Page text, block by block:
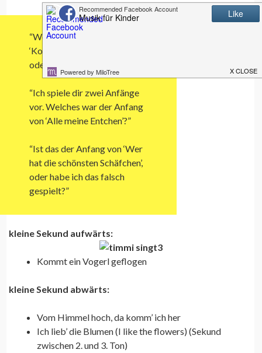
“Welches Lied wird das:
‘Kommt ein Vogerl geflogen’
oder ‘Hänschen klein’?”
“Ich spiele dir zwei Anfänge
vor. Welches war der Anfang
von ‘Alle meine Entchen’?”
“Ist das der Anfang von ‘Wer
hat die schönsten Schäfchen’,
oder habe ich das falsch
gespielt?”
kleine Sekund aufwärts:
Kommt ein Vogerl geflogen
kleine Sekund abwärts:
Vom Himmel hoch, da komm’ ich her
Ich lieb’ die Blumen (I like the flowers) (Sekund
zwischen 2. und 3. Ton)